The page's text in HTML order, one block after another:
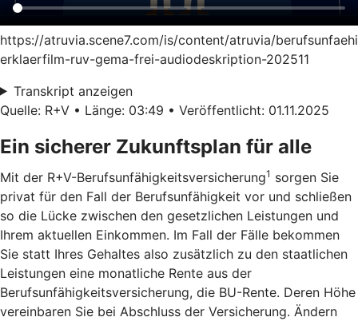
https://atruvia.scene7.com/is/content/atruvia/
erklaerfilm-ruv-gema-frei-audiodeskription-202511
Transkript anzeigen
Quelle: R+V • Länge: 03:49 • Veröffentlicht: 01.11.2025
Ein sicherer Zukunftsplan für alle
Mit der R+V-Berufsunfähigkeitsversicherung1 sorgen Sie
privat für den Fall der Berufsunfähigkeit vor und schließen
so die Lücke zwischen den gesetzlichen Leistungen und
Ihrem aktuellen Einkommen. Im Fall der Fälle bekommen
Sie statt Ihres Gehaltes also zusätzlich zu den staatlichen
Leistungen eine monatliche Rente aus der
Berufsunfähigkeitsversicherung, die BU-Rente. Deren Höhe
vereinbaren Sie bei Abschluss der Versicherung. Ändern